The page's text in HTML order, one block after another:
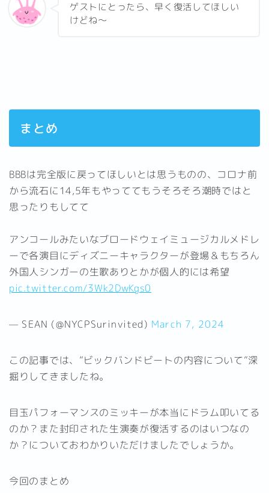
ゲストにとったら、早く復活してほしい
けどね～
まとめ
BBBは完全版に戻ってほしいとは思うものの、コロナ前
から流石に14,5年もやっててもうそろそろ潮時ではと
思ったりもしてて
アンコールみたいなブロードウェイミュージカルメドレ
ーで各演目にディズニーキャラクターが登場＆もちろん
外国人シンガーの生歌ありとかが個人的には希望
pic.twitter.com/3Wk2DwKgs0
— SEAN (@NYCPSurinvited) March 7, 2024
この記事では、”ビックバンドビートの内容について”深
掘りしてきましたね。
目玉パフォーマンスのミッキーが本当にドラム叩いてる
のか？また封印された生演奏が復活するのはいつなの
か？についておわかりいただけましたでしょうか。
今回のまとめ